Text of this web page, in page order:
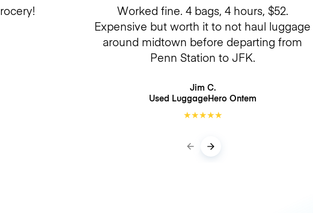
Worked fine. 4 bags, 4 hours, $52.
Expensive but worth it to not haul luggage
around midtown before departing from
Penn Station to JFK.
Jim C.
Used LuggageHero Ontem
★★★★★